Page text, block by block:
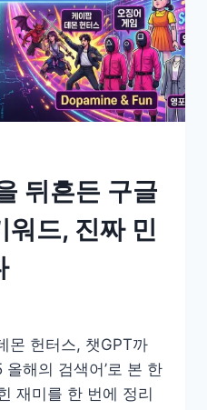
뒤흔든 구글
워드, 진짜 민
몬 헌터스, 챗GPT까
해의 검색어’로 본 한
재미를 한 번에 정리